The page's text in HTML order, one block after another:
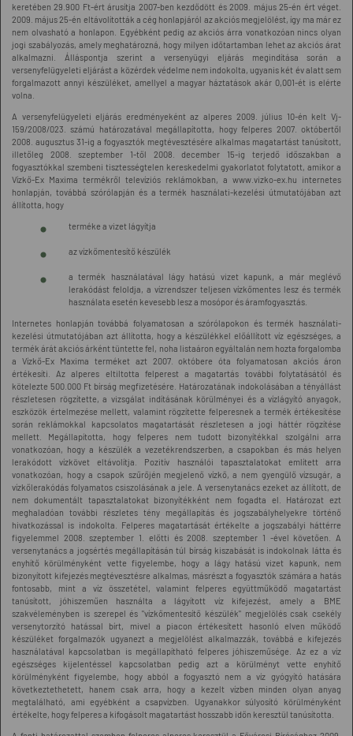
keretében 29.900 Ft-ért árusítja 2007-ben kezdődött és 2009. május 25-én ért véget.
2009. május 25-én eltávolították a cég honlapjáról az akciós megjelölést, így ma már ez
nem olvasható a honlapon. Egyébként pedig az akciós árra vonatkozóan nincs olyan
jogi szabályozás, amely meghatározná, hogy milyen időtartamban lehet az akciós árat
alkalmazni. Álláspontja szerint a versenyügyi eljárás megindítása során a
versenyfelügyeleti eljárást a közérdek védelme nem indokolta, ugyanis két év alatt sem
forgalmazott annyi készüléket, amellyel a magyar háztatások akár 0,001-ét is elérte
volna.
A versenyfelügyeleti eljárás eredményeként az alperes 2009. július 10-én kelt Vj-
159/2008/023. számú határozatával megállapította, hogy felperes 2007. októbertől
2008. augusztus 31-ig a fogyasztók megtévesztésére alkalmas magatartást tanúsított,
illetőleg 2008. szeptember 1-től 2008. december 15-ig terjedő időszakban a
fogyasztókkal szembeni tisztességtelen kereskedelmi gyakorlatot folytatott, amikor a
Vízkő-Ex Maxima termékről televíziós reklámokban, a www.vizko-ex.hu internetes
honlapján, továbbá szórólapján és a termék használati-kezelési útmutatójában azt
állította, hogy
terméke a vizet lágyítja
az vízkőmentesítő készülék
a termék használatával lágy hatású vizet kapunk, a már meglévő
lerakódást feloldja, a vízrendszer teljesen vízkőmentes lesz és termék
használata esetén kevesebb lesz a mosópor és áramfogyasztás.
Internetes honlapján továbbá folyamatosan a szórólapokon és termék használati-
kezelési útmutatójában azt állította, hogy a készülékkel előállított víz egészséges, a
termék árát akciós árként tüntette fel, noha listaáron egyáltalán nem hozta forgalomba
a Vízkő-Ex Maxima terméket azt 2007. októbere óta folyamatosan akciós áron
értékesíti. Az alperes eltiltotta felperest a magatartás további folytatásától és
kötelezte 500.000 Ft bírság megfizetésére. Határozatának indokolásában a tényállást
részletesen rögzítette, a vizsgálat indításának körülményei és a vízlágyító anyagok,
eszközök értelmezése mellett, valamint rögzítette felperesnek a termék értékesítése
során reklámokkal kapcsolatos magatartását részletesen a jogi háttér rögzítése
mellett. Megállapította, hogy felperes nem tudott bizonyítékkal szolgálni arra
vonatkozóan, hogy a készülék a vezetékrendszerben, a csapokban és más helyen
lerakódott vízkövet eltávolítja. Pozitív használói tapasztalatokat említett arra
vonatkozóan, hogy a csapok szűrőjén megjelenő vízkő, a nem gyengülő vízsugár, a
vízkőlerakódás folyamatos csiszolásának a jele. A versenytanács ezeket az állított, de
nem dokumentált tapasztalatokat bizonyítékként nem fogadta el. Határozat ezt
meghaladóan további részletes tény megállapítás és jogszabályhelyekre történő
hivatkozással is indokolta. Felperes magatartását értékelte a jogszabályi háttérre
figyelemmel 2008. szeptember 1. előtti és 2008. szeptember 1 -ével követően. A
versenytanács a jogsértés megállapításán túl bírság kiszabását is indokolnak látta és
enyhítő körülményként vette figyelembe, hogy a lágy hatású vizet kapunk, nem
bizonyított kifejezés megtévesztésre alkalmas, másrészt a fogyasztók számára a hatás
fontosabb, mint a víz összetétel, valamint felperes együttműködő magatartást
tanúsított, jóhiszeműen használta a lágyított víz kifejezést, amely a BME
szakvéleményben is szerepel és "vízkőmentesítő készülék" megjelölés csak csekély
versenytorzító hatással bírt, mivel a piacon értékesített hasonló elven működő
készüléket forgalmazók ugyanezt a megjelölést alkalmazzák, továbbá e kifejezés
használatával kapcsolatban is megállapítható felperes jóhiszeműsége. Az ez a víz
egészséges kijelentéssel kapcsolatban pedig azt a körülményt vette enyhítő
körülményként figyelembe, hogy abból a fogyasztó nem a víz gyógyító hatására
következtethetett, hanem csak arra, hogy a kezelt vízben minden olyan anyag
megtalálható, ami egyébként a csapvízben. Ugyanakkor súlyosító körülményként
értékelte, hogy felperes a kifogásolt magatartást hosszabb időn keresztül tanúsította.